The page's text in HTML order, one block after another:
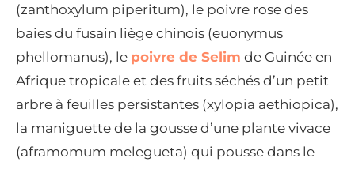
(zanthoxylum piperitum), le poivre rose des
baies du fusain liège chinois (euonymus
phellomanus), le poivre de Selim de Guinée en
Afrique tropicale et des fruits séchés d’un petit
arbre à feuilles persistantes (xylopia aethiopica),
la maniguette de la gousse d’une plante vivace
(aframomum melegueta) qui pousse dans le